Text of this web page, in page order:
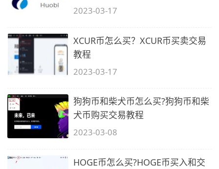
2023-03-17
XCUR币怎么买？XCUR币买卖交易
教程
2023-03-17
狗狗币和柴犬币怎么买?狗狗币和柴
犬币购买交易教程
2023-03-08
HOGE币怎么买?HOGE币买入和交